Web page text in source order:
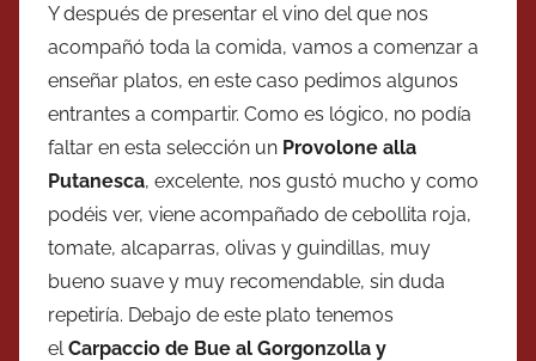
Y después de presentar el vino del que nos
acompañó toda la comida, vamos a comenzar a
enseñar platos, en este caso pedimos algunos
entrantes a compartir. Como es lógico, no podía
faltar en esta selección un Provolone alla
Putanesca, excelente, nos gustó mucho y como
podéis ver, viene acompañado de cebollita roja,
tomate, alcaparras, olivas y guindillas, muy
bueno suave y muy recomendable, sin duda
repetiría. Debajo de este plato tenemos
elCarpaccio de Bue al Gorgonzolla y